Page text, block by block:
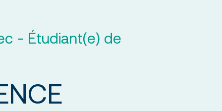
du placement étudiant
- Étudiant(e) de